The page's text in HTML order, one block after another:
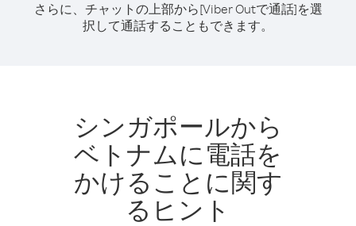
さらに、チャットの上部から[Viber Outで通話]を選
択して通話することもできます。
シンガポールから
ベトナムに電話を
かけることに関す
るヒント